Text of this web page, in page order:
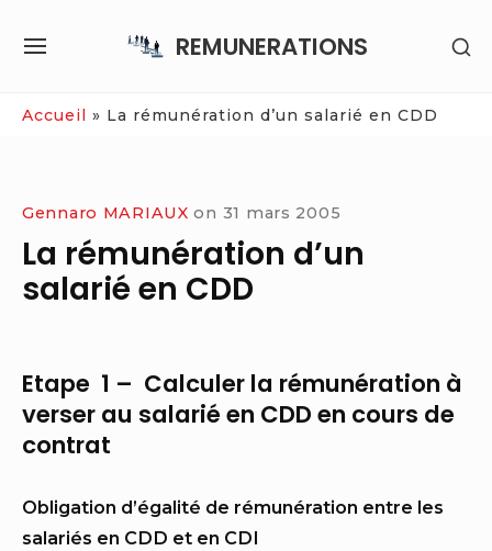
REMUNERATIONS
SITE
Accueil » La rémunération d’un salarié en CDD
Gennaro MARIAUX on 31 mars 2005
La rémunération d’un
salarié en CDD
Etape 1 – Calculer la rémunération à
verser au salarié en CDD en cours de
contrat
Obligation d’égalité de rémunération entre les
salariés en CDD et en CDI